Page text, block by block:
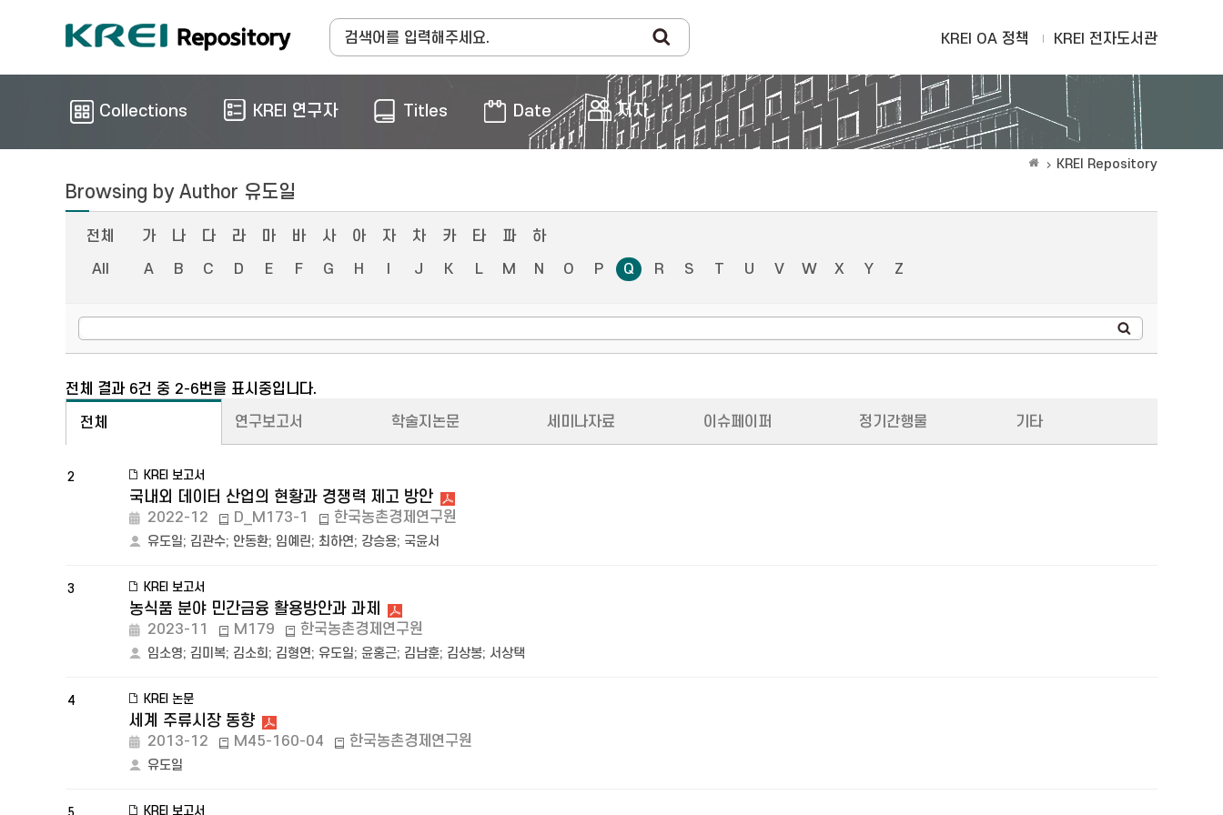
KREI OA 정책 KREI 전자도서관
Collections KREI 연구자 Titles Date 저자
KREI Repository
Browsing by Author 유도일
전체 가 나 다 라 마 바 사 아 자 차 카 타 파
하
All
A B C D E F G H J K L M N O P Q R S T U V W X Y Z
전체 결과 6건 중 2-6번을 표시중입니다.
전체 연구보고서 학술지논문 세미나자료 이슈페이퍼 정기간행물 기타
2 KREI 보고서
국내외 데이터 산업의 현황과 경쟁력 제고 방안
2022-12 D_M173-1 한국농촌경제연구원
유도일; 김관수; 안동환; 임예린; 최하연; 강승용; 국윤서
3 KREI 보고서
농식품 분야 민간금융 활용방안과 과제
2023-11 M179 한국농촌경제연구원
임소영; 김미복; 김소희 ; 김형연; 유도일; 윤홍근; 김남훈; 김상봉; 서상택
4 KREI 논문
세계 주류시장 동향
2013-12 M45-160-04 한국농촌경제연구원
유도일
KREI 보고서